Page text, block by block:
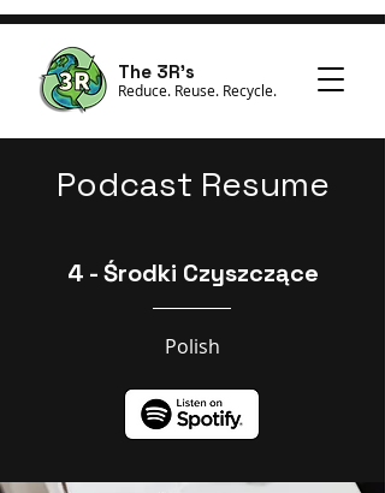
The 3R's
Reduce. Reuse. Recycle.
Podcast Resume
4 - Środki Czyszczące
Polish